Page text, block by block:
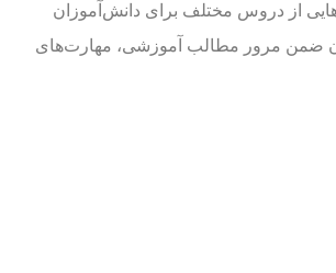
از دروس مختلف برای دانش‌آموزان
ضمن مرور مطالب آموزشی، مهارت‌های